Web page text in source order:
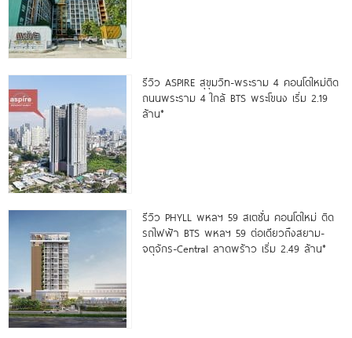
รีวิว ASPIRE สุขุมวิท-พระราม 4 คอนโดใหม่ติด
ถนนพระราม 4 ใกล้ BTS พระโขนง เริ่ม 2.19
ล้าน*
รีวิว PHYLL พหลฯ 59 สเตชั่น คอนโดใหม่ ติด
รถไฟฟ้า BTS พหลฯ 59 ต่อเดียวถึงสยาม-
จตุจักร-Central ลาดพร้าว เริ่ม 2.49 ล้าน*